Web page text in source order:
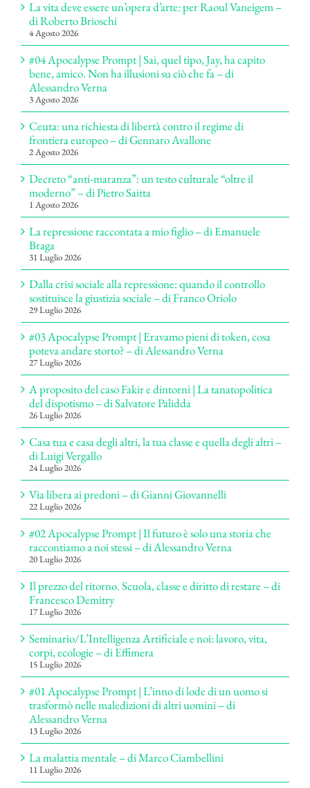
La vita deve essere un’opera d’arte: per Raoul Vaneigem –
di Roberto Brioschi
4 Agosto 2026
#04 Apocalypse Prompt | Sai, quel tipo, Jay, ha capito
bene, amico. Non ha illusioni su ciò che fa – di
Alessandro Verna
3 Agosto 2026
Ceuta: una richiesta di libertà contro il regime di
frontiera europeo – di Gennaro Avallone
2 Agosto 2026
Decreto “anti-maranza”: un testo culturale “oltre il
moderno” – di Pietro Saitta
1 Agosto 2026
La repressione raccontata a mio figlio – di Emanuele
Braga
31 Luglio 2026
Dalla crisi sociale alla repressione: quando il controllo
sostituisce la giustizia sociale – di Franco Oriolo
29 Luglio 2026
#03 Apocalypse Prompt | Eravamo pieni di token, cosa
poteva andare storto? – di Alessandro Verna
27 Luglio 2026
A proposito del caso Fakir e dintorni | La tanatopolitica
del dispotismo – di Salvatore Palidda
26 Luglio 2026
Casa tua e casa degli altri, la tua classe e quella degli altri –
di Luigi Vergallo
24 Luglio 2026
Via libera ai predoni – di Gianni Giovannelli
22 Luglio 2026
#02 Apocalypse Prompt | Il futuro è solo una storia che
raccontiamo a noi stessi – di Alessandro Verna
20 Luglio 2026
Il prezzo del ritorno. Scuola, classe e diritto di restare – di
Francesco Demitry
17 Luglio 2026
Seminario/L’Intelligenza Artificiale e noi: lavoro, vita,
corpi, ecologie – di Effimera
15 Luglio 2026
#01 Apocalypse Prompt | L’inno di lode di un uomo si
trasformò nelle maledizioni di altri uomini – di
Alessandro Verna
13 Luglio 2026
La malattia mentale – di Marco Ciambellini
11 Luglio 2026